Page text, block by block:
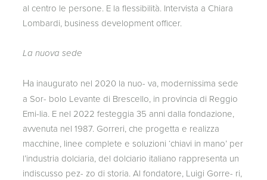
al centro le persone. E la flessibilità. Intervista a Chiara
Lombardi, business development officer.
La nuova sede
Ha inaugurato nel 2020 la nuo- va, modernissima sede
a Sor- bolo Levante di Brescello, in provincia di Reggio
Emi-lia. E nel 2022 festeggia 35 anni dalla fondazione,
avvenuta nel 1987. Gorreri, che progetta e realizza
macchine, linee complete e soluzioni ‘chiavi in mano’ per
l’industria dolciaria, del dolciario italiano rappresenta un
indiscusso pez- zo di storia. Al fondatore, Luigi Gorre- ri,